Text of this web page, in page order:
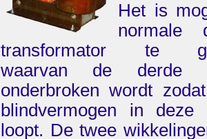
Het is
normale
transformator te
waarvan de derde
onderbroken wordt
blindvermogen in deze
loopt. De twee